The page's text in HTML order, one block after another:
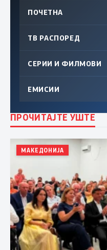
ПОЧЕТНА
ТВ РАСПОРЕД
СЕРИИ И ФИЛМОВИ
ЕМИСИИ
ПРОЧИТАЈТЕ УШТЕ
МАКЕДОНИЈА